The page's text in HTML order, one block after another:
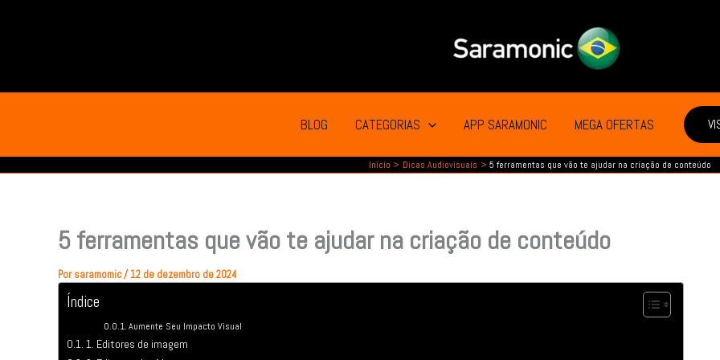
BLOG CATEGORIAS APP SARAMONIC MEGA OFERTAS
Início Dicas Audiovisuais 5 ferramentas que vão te ajudar na criação de conteúdo
5 ferramentas que vão te ajudar na criação de conteúdo
Porsaramomic/12 de dezembro de 2024
Índice
Aumente Seu Impacto Visual
1. Editores de imagem